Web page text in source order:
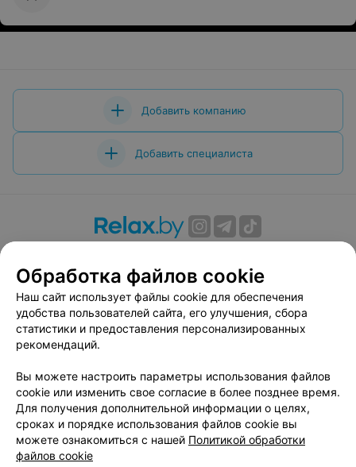
Добавить компанию
Добавить специалиста
Вакансии
Публичный договор
Способы оплаты
Публичный договор по использованию сервиса
«Афиша»
Пользовательское соглашение
Связаться по вопросам сотрудничества
Написать руководителю relax.by
Персональные настройки cookie
Обработка персональных данных
Обработка файлов cookie
Наш сайт использует файлы cookie для обеспечения
удобства пользователей сайта, его улучшения, сбора
статистики и предоставления персонализированных
рекомендаций.
Вы можете настроить параметры использования файлов
cookie или изменить свое согласие в более позднее время.
Для получения дополнительной информации о целях,
сроках и порядке использования файлов cookie вы
можете ознакомиться с нашей Политикой обработки
файлов cookie